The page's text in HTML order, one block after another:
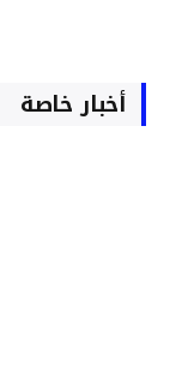
أخبار خاصة